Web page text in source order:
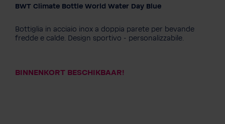
Editie
World Water Day - Pink
Windhager
BWT Climate Bottle World Water Day Blue
Bottiglia in acciaio inox a doppia parete per bevande
fredde e calde. Design sportivo - personalizzabile.
BINNENKORT BESCHIKBAAR!